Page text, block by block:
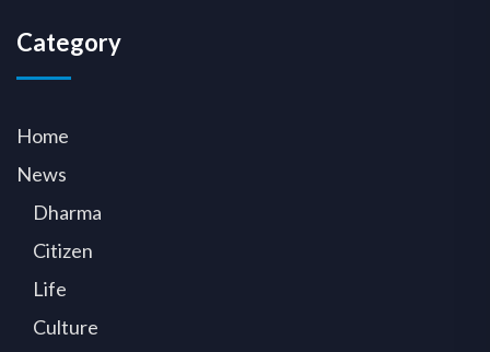
Category
Home
News
Dharma
Citizen
Life
Culture